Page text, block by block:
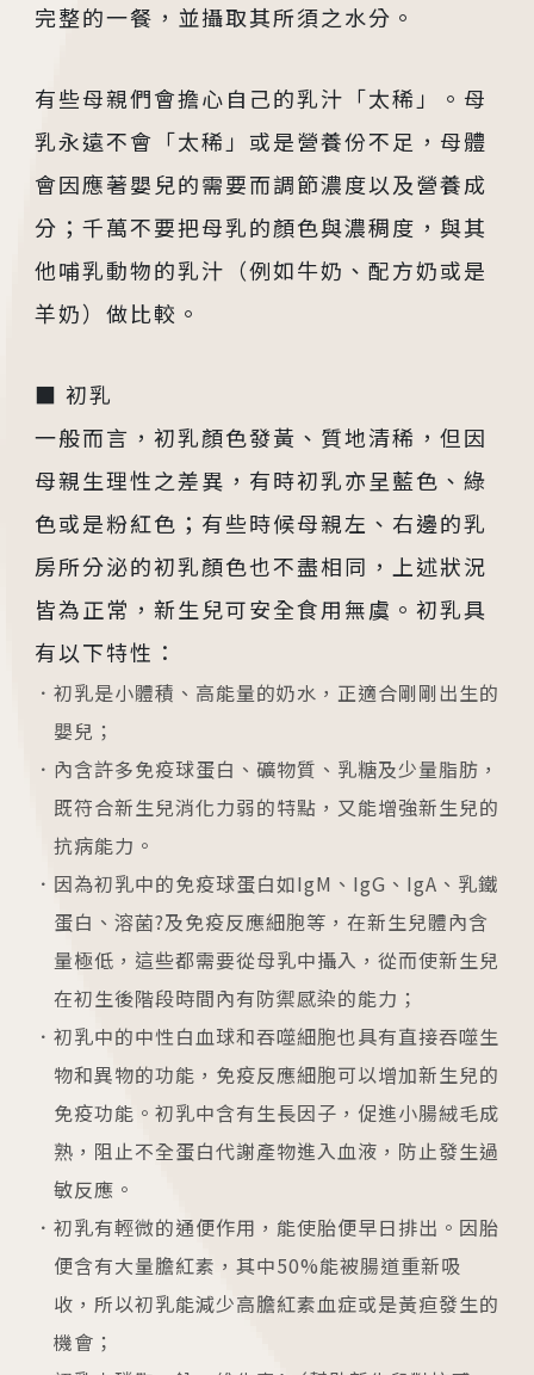
各院門診及掛號資訊
台中總院
/Taichung
板橋院區
門診異動
2026.04.16
台中總院 「婚後孕前健康檢查」、「生育力健
檢」、「婚前健康檢查」及「育兒健檢」門診表
完整的一餐，並攝取其所須之水分。
有些母親們會擔心自己的乳汁「太稀」。母
乳永遠不會「太稀」或是營養份不足，母體
會因應著嬰兒的需要而調節濃度以及營養成
分；千萬不要把母乳的顏色與濃稠度，與其
他哺乳動物的乳汁（例如牛奶、配方奶或是
羊奶）做比較。
■ 初乳
一般而言，初乳顏色發黃、質地清稀，但因
母親生理性之差異，有時初乳亦呈藍色、綠
色或是粉紅色；有些時候母親左、右邊的乳
房所分泌的初乳顏色也不盡相同，上述狀況
皆為正常，新生兒可安全食用無虞。初乳具
有以下特性：
初乳是小體積、高能量的奶水，正適合剛剛出生的
嬰兒；
內含許多免疫球蛋白、礦物質、乳糖及少量脂肪，
既符合新生兒消化力弱的特點，又能增強新生兒的
抗病能力。
因為初乳中的免疫球蛋白如IgM、IgG、IgA、乳鐵
蛋白、溶菌?及免疫反應細胞等，在新生兒體內含
量極低，這些都需要從母乳中攝入，從而使新生兒
在初生後階段時間內有防禦感染的能力；
初乳中的中性白血球和吞噬細胞也具有直接吞噬生
物和異物的功能，免疫反應細胞可以增加新生兒的
免疫功能。初乳中含有生長因子，促進小腸絨毛成
熟，阻止不全蛋白代謝產物進入血液，防止發生過
敏反應。
初乳有輕微的通便作用，能使胎便早日排出。因胎
便含有大量膽紅素，其中50%能被腸道重新吸
收，所以初乳能減少高膽紅素血症或是黃疸發生的
機會；